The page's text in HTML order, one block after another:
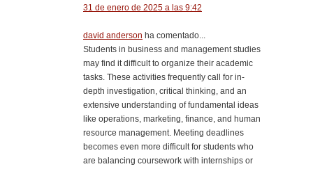
31 de enero de 2025 a las 9:42
david anderson ha comentado...
Students in business and management studies
may find it difficult to organize their academic
tasks. These activities frequently call for in-
depth investigation, critical thinking, and an
extensive understanding of fundamental ideas
like operations, marketing, finance, and human
resource management. Meeting deadlines
becomes even more difficult for students who
are balancing coursework with internships or